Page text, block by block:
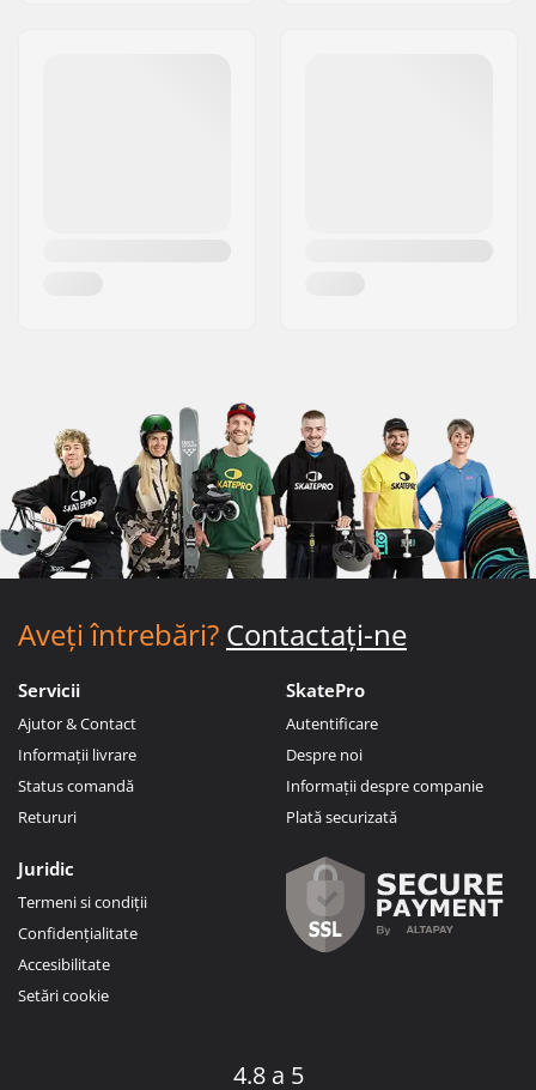
Aveți întrebări? Contactați-ne
Servicii
Ajutor & Contact
Informații livrare
Status comandă
Retururi
SkatePro
Autentificare
Despre noi
Informații despre companie
Plată securizată
Juridic
Termeni si condiții
Confidențialitate
Accesibilitate
Setări cookie
4.8 a 5